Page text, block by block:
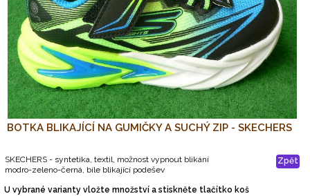
BOTKA BLIKAJÍCÍ NA GUMIČKY A SUCHÝ ZIP - SKECHERS
Zpět
SKECHERS - syntetika, textil, možnost vypnout blikání
modro-zeleno-černá, bíle blikající podešev
U vybrané varianty vložte množství a stiskněte tlačítko koš